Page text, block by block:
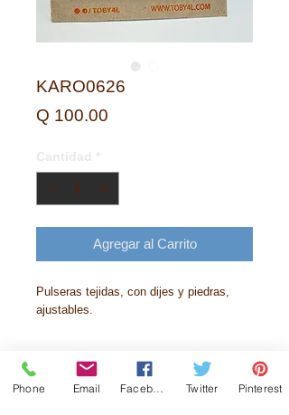
KARO0626
Q 100.00
Agregar al Carrito
Pulseras tejidas, con dijes y piedras,
ajustables.
Historia
Phone Email Twitter Pinterest